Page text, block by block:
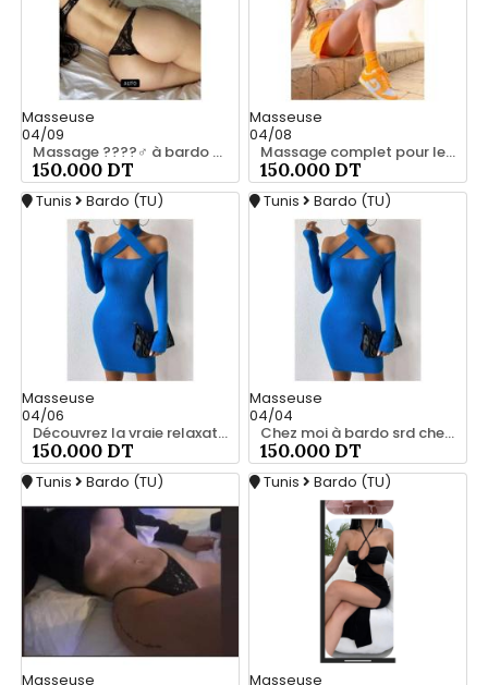
Masseuse
04/09
Massage ????‍♂️ à bardo srd chez moi privé 55066248
150.000 DT
Masseuse
04/08
Massage complet pour les hommes srd chez moi à bardo 55066248
150.000 DT
Tunis Bardo (TU)
Masseuse
04/06
Découvrez la vraie relaxation pour les hommes srd 20466285
150.000 DT
Tunis Bardo (TU)
Masseuse
04/04
Chez moi à bardo srd chez moi 55066248
150.000 DT
Tunis Bardo (TU)
Masseuse
Tunis Bardo (TU)
Masseuse